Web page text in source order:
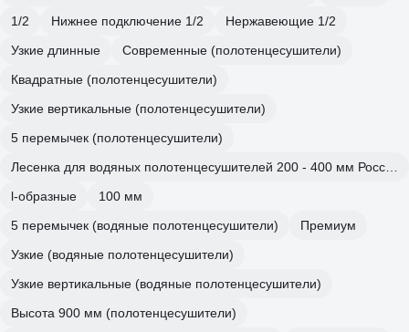
1/2
Нижнее подключение 1/2
Нержавеющие 1/2
Узкие длинные
Современные (полотенцесушители)
Квадратные (полотенцесушители)
Узкие вертикальные (полотенцесушители)
5 перемычек (полотенцесушители)
l-образные
100 мм
5 перемычек (водяные полотенцесушители)
Премиум
Узкие (водяные полотенцесушители)
Узкие вертикальные (водяные полотенцесушители)
Высота 900 мм (полотенцесушители)